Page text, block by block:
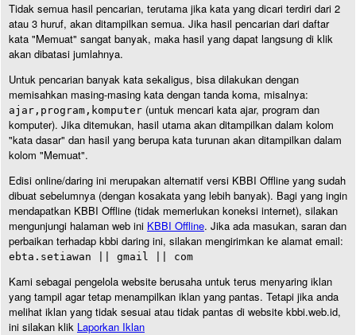
Tidak semua hasil pencarian, terutama jika kata yang dicari terdiri dari 2
atau 3 huruf, akan ditampilkan semua. Jika hasil pencarian dari daftar
kata "Memuat" sangat banyak, maka hasil yang dapat langsung di klik
akan dibatasi jumlahnya.
Untuk pencarian banyak kata sekaligus, bisa dilakukan dengan
memisahkan masing-masing kata dengan tanda koma, misalnya:
ajar,program,komputer (untuk mencari kata ajar, program dan
komputer). Jika ditemukan, hasil utama akan ditampilkan dalam kolom
"kata dasar" dan hasil yang berupa kata turunan akan ditampilkan dalam
kolom "Memuat".
Edisi online/daring ini merupakan alternatif versi KBBI Offline yang sudah
dibuat sebelumnya (dengan kosakata yang lebih banyak). Bagi yang ingin
mendapatkan KBBI Offline (tidak memerlukan koneksi internet), silakan
mengunjungi halaman web ini KBBI Offline. Jika ada masukan, saran dan
perbaikan terhadap kbbi daring ini, silakan mengirimkan ke alamat email:
ebta.setiawan || gmail || com
Kami sebagai pengelola website berusaha untuk terus menyaring iklan
yang tampil agar tetap menampilkan iklan yang pantas. Tetapi jika anda
melihat iklan yang tidak sesuai atau tidak pantas di website kbbi.web.id,
ini silakan klik Laporkan Iklan